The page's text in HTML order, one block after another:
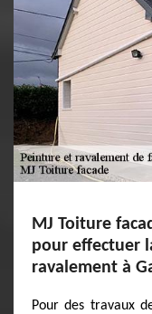
MJ Toiture
pour effectuer
ravalement à
Pour des travaux